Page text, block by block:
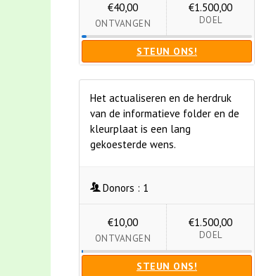
€40,00
ONTVANGEN
€1.500,00
DOEL
STEUN ONS!
Het actualiseren en de herdruk
van de informatieve folder en de
kleurplaat is een lang
gekoesterde wens.
Donors : 1
€10,00
ONTVANGEN
€1.500,00
DOEL
STEUN ONS!